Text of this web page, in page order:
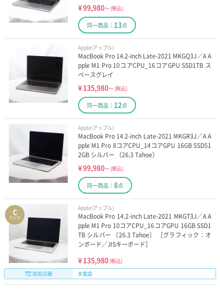
¥99,980～ (税込)
同一商品： 13点
Apple(アップル)
MacBook Pro 14.2-inch Late-2021 MKGQ3J／A A
pple M1 Pro 10コアCPU_16コアGPU SSD1TB ス
ペースグレイ
¥135,980～ (税込)
同一商品： 12点
Apple(アップル)
MacBook Pro 14.2-inch Late-2021 MKGR3J／A A
pple M1 Pro 8コアCPU_14コアGPU 16GB SSD51
2GB シルバー 〔26.3 Tahoe〕
¥99,980～ (税込)
同一商品： 8点
C
ランク
Apple(アップル)
MacBook Pro 14.2-inch Late-2021 MKGT3J／A A
pple M1 Pro 10コアCPU_16コアGPU 16GB SSD1
TB シルバー 〔26.3 Tahoe〕 ［グラフィック：オ
ンボード／JISキーボード］
¥135,980 (税込)
取扱店舗
大宮店